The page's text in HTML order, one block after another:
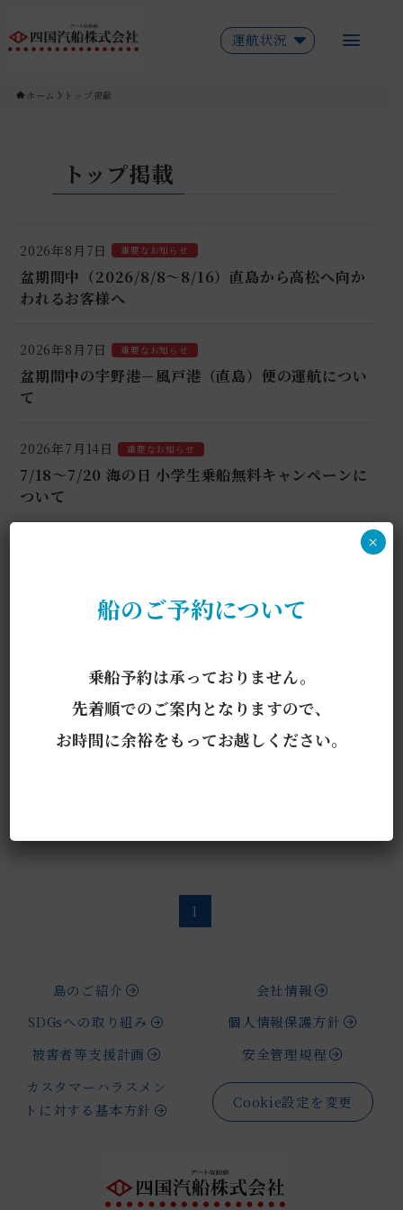
運航状況
ホーム トップ掲載
トップ掲載
2026年8月7日 重要なお知らせ
盆期間中（2026/8/8～8/16）直島から高松へ向か
われるお客様へ
2026年8月7日 重要なお知らせ
盆期間中の宇野港－風戸港（直島）便の運航につい
て
2026年7月14日 重要なお知らせ
7/18～7/20 海の日 小学生乗船無料キャンペーンに
ついて
2025年11月27日 重要なお知らせ
2025年11月11日 重要なお知らせ
令和7年11月11日 輸送の安全確保に関する命令発
出について
1
島のご紹介
会社情報
SDGsへの取り組み
個人情報保護方針
被害者等支援計画
安全管理規程
カスタマーハラスメン
トに対する基本方針
Cookie設定を変更
船のご予約について
乗船予約は承っておりません。
先着順でのご案内となりますので、
お時間に余裕をもってお越しください。
×